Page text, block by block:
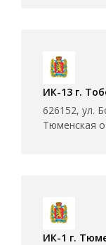
ИК-13 г.
626152, ул.
Тюменская
ИК-1 г.